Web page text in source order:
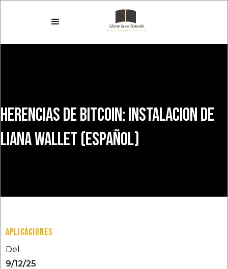
Herencias de Bitcoin: Instalacion de
Liana Wallet (ESPAÑOL)
APLICACIONES
Del
9/12/25